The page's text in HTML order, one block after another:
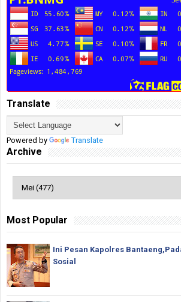
Translate
Powered by Translate
Archive
Most Popular
Ini Pesan Kapolres
Sosial